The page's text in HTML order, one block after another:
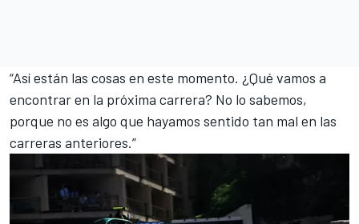
“Así están las cosas en este momento. ¿Qué vamos a
encontrar en la próxima carrera? No lo sabemos,
porque no es algo que hayamos sentido tan mal en las
carreras anteriores.”